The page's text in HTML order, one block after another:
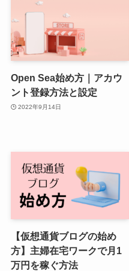
Open Sea始め方｜アカウ
ント登録方法と設定
2022年9月14日
【仮想通貨ブログの始め
方】主婦在宅ワークで月1
万円を稼ぐ方法